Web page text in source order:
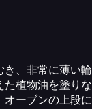
き、非常に薄い
た植物油を塗り
ーブンの上段